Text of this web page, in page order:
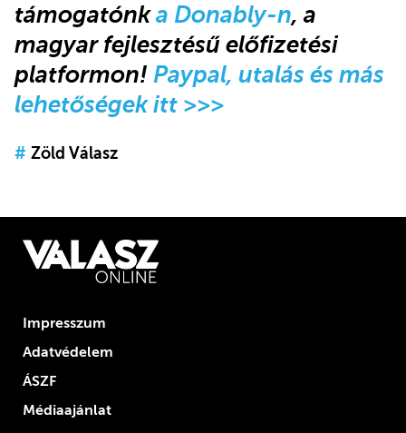
támogatónka Donably-n, a
magyar fejlesztésű előfizetési
platformon! Paypal, utalás és más
lehetőségek itt >>>
# Zöld Válasz
Impresszum
Adatvédelem
ÁSZF
Médiaajánlat